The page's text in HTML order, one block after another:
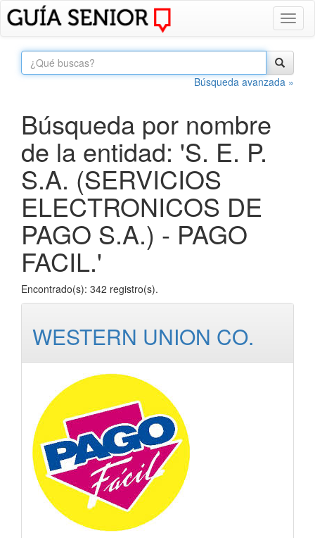
Búsqueda avanzada »
Búsqueda por nombre
de la entidad: 'S. E. P.
S.A. (SERVICIOS
ELECTRONICOS DE
PAGO S.A.) - PAGO
FACIL.'
Encontrado(s): 342 registro(s).
WESTERN UNION CO.